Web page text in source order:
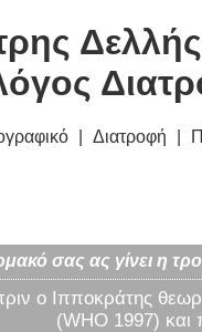
Διατροφή
σας ας γίνει η
ο Ιπποκράτης
(WHO 1997) και